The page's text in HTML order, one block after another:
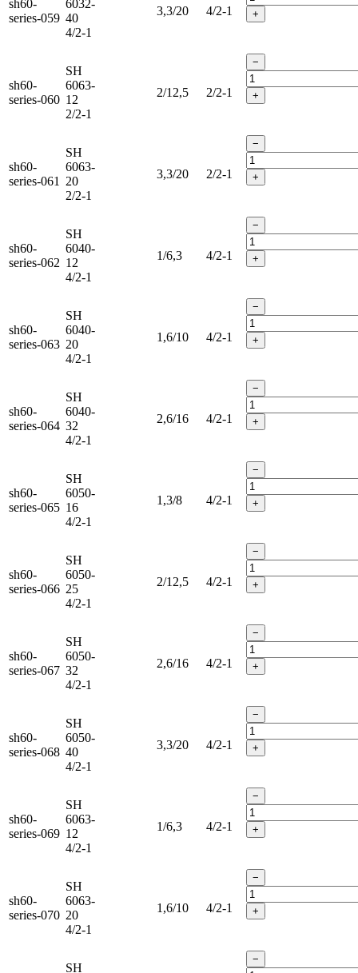
sh60-
series-059
6032-
40
4/2-1
3,3/20 4/2-1 +
sh60-
series-060
SH
6063-
12
2/2-1
2/12,5 2/2-1
−
+
sh60-
series-061
SH
6063-
20
2/2-1
3,3/20 2/2-1
−
+
sh60-
series-062
SH
6040-
12
4/2-1
1/6,3 4/2-1
−
+
sh60-
series-063
SH
6040-
20
4/2-1
1,6/10 4/2-1
−
+
sh60-
series-064
SH
6040-
32
4/2-1
2,6/16 4/2-1
−
+
sh60-
series-065
SH
6050-
16
4/2-1
1,3/8 4/2-1
−
+
sh60-
series-066
SH
6050-
25
4/2-1
2/12,5 4/2-1
−
+
sh60-
series-067
SH
6050-
32
4/2-1
2,6/16 4/2-1
−
+
sh60-
series-068
SH
6050-
40
4/2-1
3,3/20 4/2-1
−
+
sh60-
series-069
SH
6063-
12
4/2-1
1/6,3 4/2-1
−
+
sh60-
series-070
SH
6063-
20
4/2-1
1,6/10 4/2-1
−
+
SH
−